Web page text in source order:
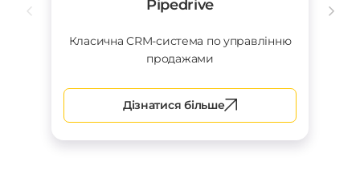
Pipedrive
Класична CRM-система по управлінню
продажами
Дізнатися більше